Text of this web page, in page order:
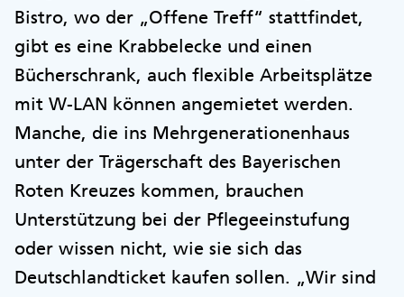
Bistro, wo der „Offene Treff“ stattfindet,
gibt es eine Krabbelecke und einen
Bücherschrank, auch flexible Arbeitsplätze
mit W-LAN können angemietet werden.
Manche, die ins Mehrgenerationenhaus
unter der Trägerschaft des Bayerischen
Roten Kreuzes kommen, brauchen
Unterstützung bei der Pflegeeinstufung
oder wissen nicht, wie sie sich das
Deutschlandticket kaufen sollen. „Wir sind